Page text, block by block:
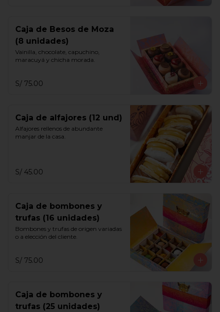
Caja de Besos de Moza
(8 unidades)
Vainilla, chocolate, capuchino,
maracuyá y chicha morada.
S/ 75.00
Caja de alfajores (12 und)
Alfajores rellenos de abundante
manjar de la casa.
S/ 45.00
Caja de bombones y
trufas (16 unidades)
Bombones y trufas de origen variadas
o a elección del cliente.
S/ 75.00
Caja de bombones y
trufas (25 unidades)